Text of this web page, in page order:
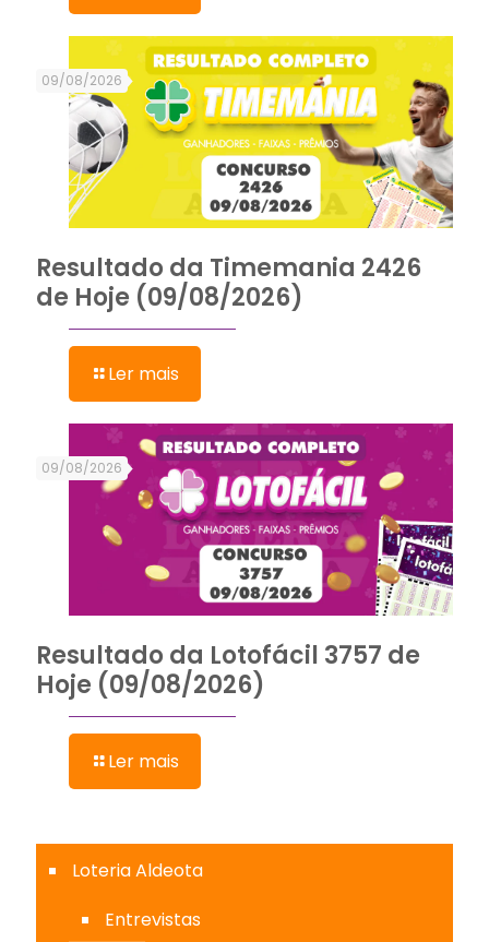
09/08/2026
Resultado da Timemania 2426
de Hoje (09/08/2026)
Ler mais
09/08/2026
Resultado da Lotofácil 3757 de
Hoje (09/08/2026)
Ler mais
Loteria Aldeota
Entrevistas